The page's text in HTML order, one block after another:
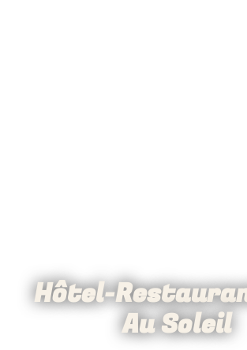
Hôtel-
Au Soleil